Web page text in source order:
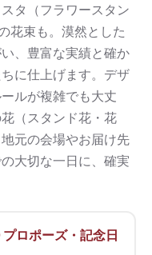
タ（フラワースタン
花束も。漠然とした
、豊富な実績と確か
に仕上げます。デザ
ルが複雑でも大丈
（スタンド花・花
元の会場やお届け先
大切な一日に、確実
ロポーズ・記念日